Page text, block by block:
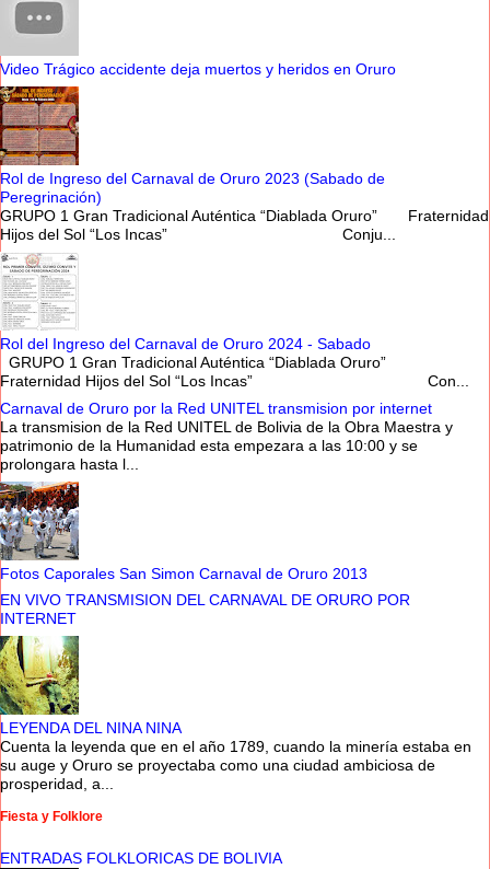
Video Trágico accidente deja muertos y heridos en Oruro
Rol de Ingreso del Carnaval de Oruro 2023 (Sabado de
Peregrinación)
GRUPO 1 Gran Tradicional Auténtica “Diablada Oruro” Fraternidad
Hijos del Sol “Los Incas” Conju...
Rol del Ingreso del Carnaval de Oruro 2024 - Sabado
GRUPO 1 Gran Tradicional Auténtica “Diablada Oruro”
Fraternidad Hijos del Sol “Los Incas” Con...
Carnaval de Oruro por la Red UNITEL transmision por internet
La transmision de la Red UNITEL de Bolivia de la Obra Maestra y
patrimonio de la Humanidad esta empezara a las 10:00 y se
prolongara hasta l...
Fotos Caporales San Simon Carnaval de Oruro 2013
EN VIVO TRANSMISION DEL CARNAVAL DE ORURO POR
INTERNET
LEYENDA DEL NINA NINA
Cuenta la leyenda que en el año 1789, cuando la minería estaba en
su auge y Oruro se proyectaba como una ciudad ambiciosa de
prosperidad, a...
Fiesta y Folklore
ENTRADAS FOLKLORICAS DE BOLIVIA